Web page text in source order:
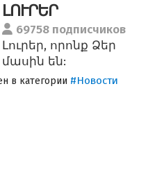
ԼՈՒՐԵՐ
69758 подписчиков
Լուրեր, որոնք Ձեր
մասին են:
в категории #Новости